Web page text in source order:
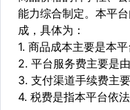
能力综合制定。本平
成，具体为：
1. 商品成本主要是本
2. 平台服务费主要是
3. 支付渠道手续费主
4. 税费是指本平台依